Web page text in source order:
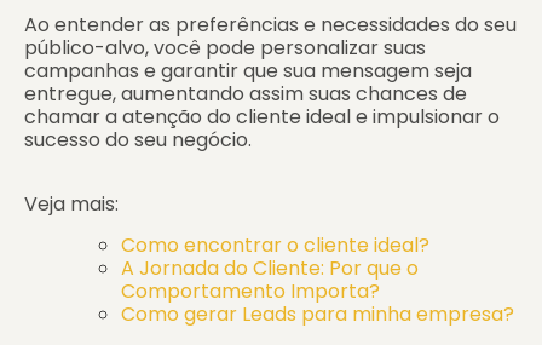
Ao entender as preferências e necessidades do seu
público-alvo, você pode personalizar suas
campanhas e garantir que sua mensagem seja
entregue, aumentando assim suas chances de
chamar a atenção do cliente ideal e impulsionar o
sucesso do seu negócio.
Veja mais:
Como encontrar o cliente ideal?
A Jornada do Cliente: Por que o
Comportamento Importa?
Como gerar Leads para minha empresa?